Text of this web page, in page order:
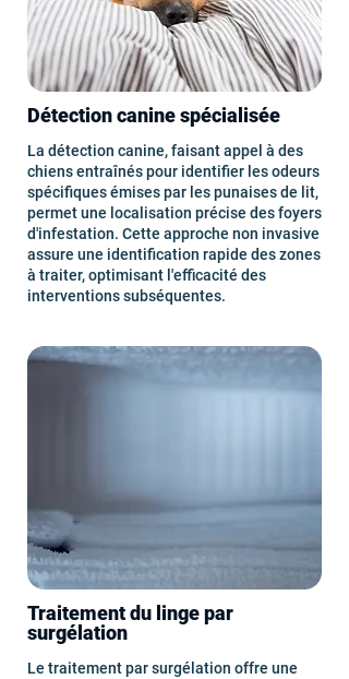
Détection canine spécialisée
La détection canine, faisant appel à des
chiens entraînés pour identifier les odeurs
spécifiques émises par les punaises de lit,
permet une localisation précise des foyers
d'infestation. Cette approche non invasive
assure une identification rapide des zones
à traiter, optimisant l'efficacité des
interventions subséquentes.
Traitement du linge par
surgélation
Le traitement par surgélation offre une